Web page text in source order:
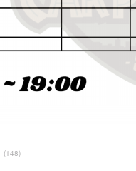
(148)